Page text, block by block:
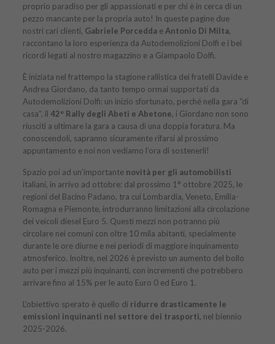
proprio paradiso per gli appassionati e per chi è in cerca di un
pezzo mancante per la propria auto! In queste pagine due
nostri cari clienti, Gabriele Porcedda e Antonio Di Milta,
raccontano la loro esperienza da Autodemolizioni Dolfi e i bei
ricordi legati al nostro magazzino e a Giampaolo Dolfi.
È iniziata nel frattempo la stagione rallistica dei fratelli Davide e
Andrea Giordano, da tanto tempo ormai supportati da
Autodemolizioni Dolfi: un inizio sfortunato, perché nella gara “di
casa”, il 42° Rally degli Abeti e Abetone, i Giordano non sono
riusciti a ultimare la gara a causa di una doppia foratura. Ma
conoscendoli, sapranno sicuramente rifarsi al prossimo
appuntamento e noi non vediamo l’ora di sostenerli!
Spazio poi ad un’importante novità per gli automobilisti
italiani, in arrivo ad ottobre: dal prossimo 1° ottobre 2025, le
regioni del Bacino Padano, tra cui Lombardia, Veneto, Emilia-
Romagna e Piemonte, introdurranno limitazioni alla circolazione
dei veicoli diesel Euro 5. Questi mezzi non potranno più
circolare nei comuni con oltre 10 mila abitanti, specialmente
durante le ore diurne e nei periodi di maggiore inquinamento
atmosferico. Inoltre, nel 2026 è previsto un aumento del bollo
auto per i mezzi più inquinanti, con incrementi che potrebbero
arrivare fino al 15% per le auto Euro 0 ed Euro 1.
L’obiettivo sperato è quello di ridurre drasticamente le
emissioni inquinanti nel settore dei trasporti, nel biennio
2025-2026.